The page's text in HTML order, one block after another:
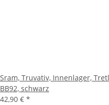
Sram, Truvativ, Innenlager,
BB92, schwarz
42,90 € *